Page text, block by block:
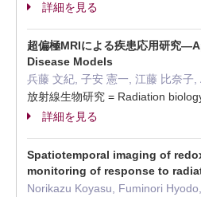
詳細を見る
超偏極MRIによる疾患応用研究
Disease Models
兵藤 文紀, 子安 憲一, 江藤 比奈子
放射線生物研究 = Radiation
詳細を見る
Spatiotemporal imaging of
monitoring of response to
Norikazu Koyasu, Fuminori